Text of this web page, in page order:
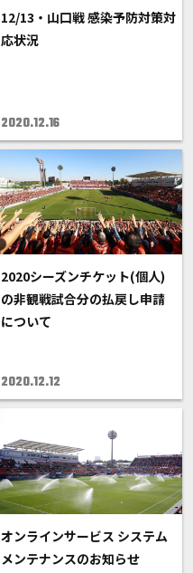
12/13・山口戦 感染予防対策対
応状況
2020.12.16
2020シーズンチケット(個人)
の非観戦試合分の払戻し申請
について
2020.12.12
オンラインサービス システム
メンテナンスのお知らせ